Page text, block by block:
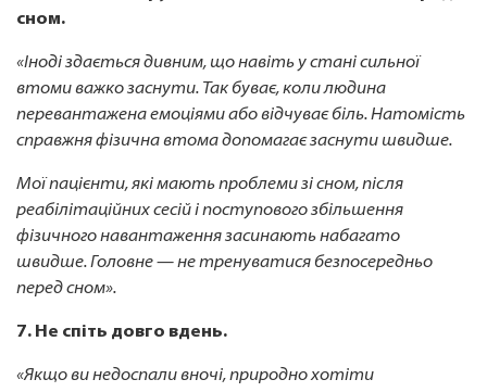
сном.
«Іноді здається дивним, що навіть у стані сильної
втоми важко заснути. Так буває, коли людина
перевантажена емоціями або відчуває біль. Натомість
справжня фізична втома допомагає заснути швидше.
Мої пацієнти, які мають проблеми зі сном, після
реабілітаційних сесій і поступового збільшення
фізичного навантаження засинають набагато
швидше. Головне — не тренуватися безпосередньо
перед сном».
7. Не спіть довго вдень.
«Якщо ви недоспали вночі, природно хотіти